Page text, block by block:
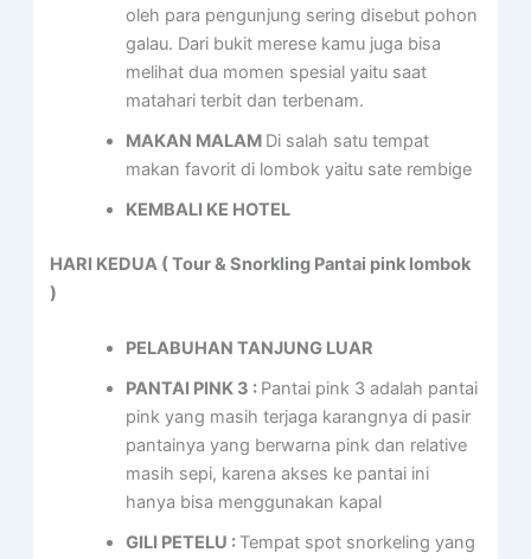
oleh para pengunjung sering disebut pohon
galau. Dari bukit merese kamu juga bisa
melihat dua momen spesial yaitu saat
matahari terbit dan terbenam.
MAKAN MALAM Di salah satu tempat
makan favorit di lombok yaitu sate rembige
KEMBALI KE HOTEL
HARI KEDUA ( Tour & Snorkling Pantai pink lombok
)
PELABUHAN TANJUNG LUAR
PANTAI PINK 3 : Pantai pink 3 adalah pantai
pink yang masih terjaga karangnya di pasir
pantainya yang berwarna pink dan relative
masih sepi, karena akses ke pantai ini
hanya bisa menggunakan kapal
GILI PETELU : Tempat spot snorkeling yang